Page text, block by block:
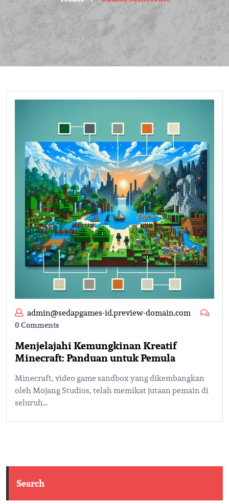
admin@sedapgames-id.preview-domain.com
0 Comments
Menjelajahi Kemungkinan Kreatif
Minecraft: Panduan untuk Pemula
Minecraft, video game sandbox yang dikembangkan
oleh Mojang Studios, telah memikat jutaan pemain di
seluruh…
Search